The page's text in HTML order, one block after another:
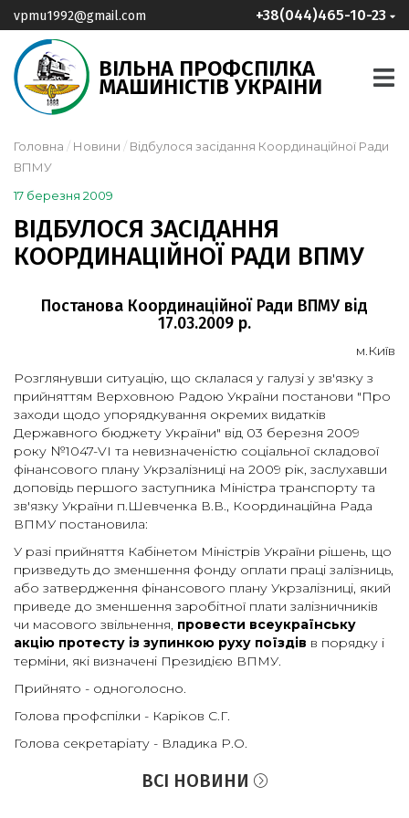
vpmu1992@gmail.com +38(044)465-10-23
ВІЛЬНА ПРОФСПІЛКА
МАШИНІСТІВ УКРАІНИ
Головна Новини
Відбулося засідання Координаційної Ради
ВПМУ
17 березня 2009
ВІДБУЛОСЯ ЗАСІДАННЯ
КООРДИНАЦІЙНОЇ РАДИ ВПМУ
Постанова Координаційної Ради ВПМУ від
17.03.2009 р.
м.Київ
Розглянувши ситуацію, що склалася у галузі у зв'язку з
прийняттям Верховною Радою України постанови "Про
заходи щодо упорядкування окремих видатків
Державного бюджету України" від 03 березня 2009
року №1047-VI та невизначеністю соціальної складової
фінансового плану Укрзалізниці на 2009 рік, заслухавши
доповідь першого заступника Міністра транспорту та
зв'язку України п.Шевченка В.В., Координаційна Рада
ВПМУ постановила:
У разі прийняття Кабінетом Міністрів України рішень, що
призведуть до зменшення фонду оплати праці залізниць,
або затвердження фінансового плану Укрзалізниці, який
приведе до зменшення заробітної плати залізничників
чи масового звільнення, провести всеукраїнську
акцію протесту із зупинкою руху поїздів в порядку і
терміни, які визначені Президією ВПМУ.
Прийнято - одноголосно.
Голова профспілки - Каріков С.Г.
Голова секретаріату - Владика Р.О.
ВСІ НОВИНИ